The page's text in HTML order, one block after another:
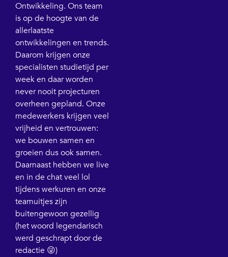
Ontwikkeling. Ons team
is op de hoogte van de
allerlaatste
ontwikkelingen en trends.
Daarom krijgen onze
specialisten studietijd per
week en daar worden
never nooit projecturen
overheen gepland. Onze
medewerkers krijgen veel
vrijheid en vertrouwen:
we bouwen samen en
groeien dus ook samen.
Daarnaast hebben we live
en in de chat veel lol
tijdens werkuren en onze
teamuitjes zijn
buitengewoon gezellig
(het woord legendarisch
werd geschrapt door de
redactie 😜)